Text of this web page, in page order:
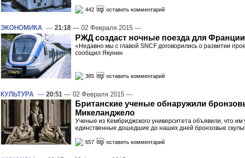
442 оставить комментарий
ЭКОНОМИКА — 21:18 — 02 Февраля 2015 —
РЖД создаст ночные поезда для Франции
«Недавно мы с главой SNCF договорились о развитии
сообщил Якунин
385 оставить комментарий
КУЛЬТУРА — 20:51 — 02 Февраля 2015 —
Британские ученые обнаружили
Микеланджело
Ученые из Кембриджского университета объявили, что им
единственные дошедшие до наших дней бронзовые
657 оставить комментарий